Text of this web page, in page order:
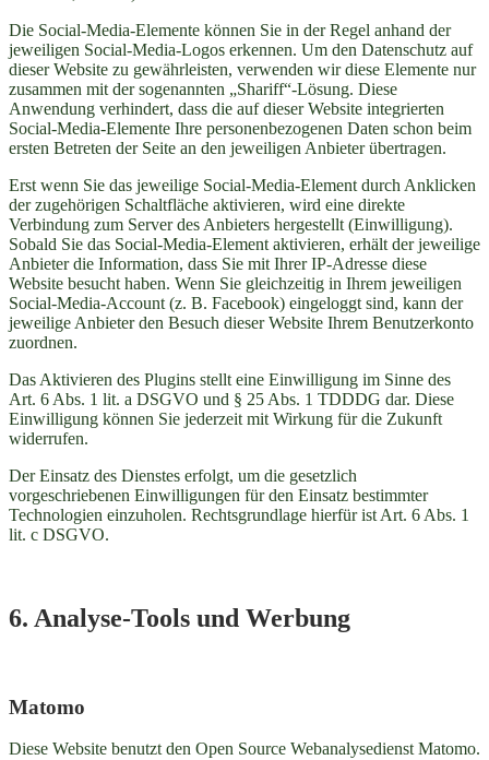
Die Social-Media-Elemente können Sie in der Regel anhand der
jeweiligen Social-Media-Logos erkennen. Um den Datenschutz auf
dieser Website zu gewährleisten, verwenden wir diese Elemente nur
zusammen mit der sogenannten „Shariff“-Lösung. Diese
Anwendung verhindert, dass die auf dieser Website integrierten
Social-Media-Elemente Ihre personenbezogenen Daten schon beim
ersten Betreten der Seite an den jeweiligen Anbieter übertragen.
Erst wenn Sie das jeweilige Social-Media-Element durch Anklicken
der zugehörigen Schaltfläche aktivieren, wird eine direkte
Verbindung zum Server des Anbieters hergestellt (Einwilligung).
Sobald Sie das Social-Media-Element aktivieren, erhält der jeweilige
Anbieter die Information, dass Sie mit Ihrer IP-Adresse diese
Website besucht haben. Wenn Sie gleichzeitig in Ihrem jeweiligen
Social-Media-Account (z. B. Facebook) eingeloggt sind, kann der
jeweilige Anbieter den Besuch dieser Website Ihrem Benutzerkonto
zuordnen.
Das Aktivieren des Plugins stellt eine Einwilligung im Sinne des
Art. 6 Abs. 1 lit. a DSGVO und § 25 Abs. 1 TDDDG dar. Diese
Einwilligung können Sie jederzeit mit Wirkung für die Zukunft
widerrufen.
Der Einsatz des Dienstes erfolgt, um die gesetzlich
vorgeschriebenen Einwilligungen für den Einsatz bestimmter
Technologien einzuholen. Rechtsgrundlage hierfür ist Art. 6 Abs. 1
lit. c DSGVO.
6. Analyse-Tools und Werbung
Matomo
Diese Website benutzt den Open Source Webanalysedienst Matomo.